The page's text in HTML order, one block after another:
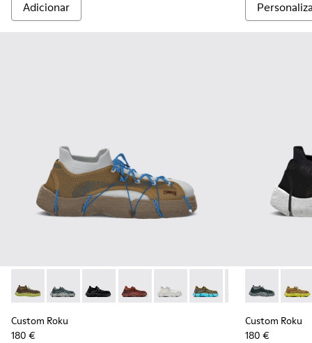
Adicionar
Custom Roku - K100953-999-R007 - Ténis desmontados para
Custom Roku - K100953-005 - Ténis cinzentos para
Custom Roku - K100953-001 - Sapatilhas
Custom Roku - K100953-010 - Ténis
Custom Roku - K100953-003 -
Custom Roku -Custom Roku -
Custom
Custom Roku
180 €
Custom
Custom Roku
180 €